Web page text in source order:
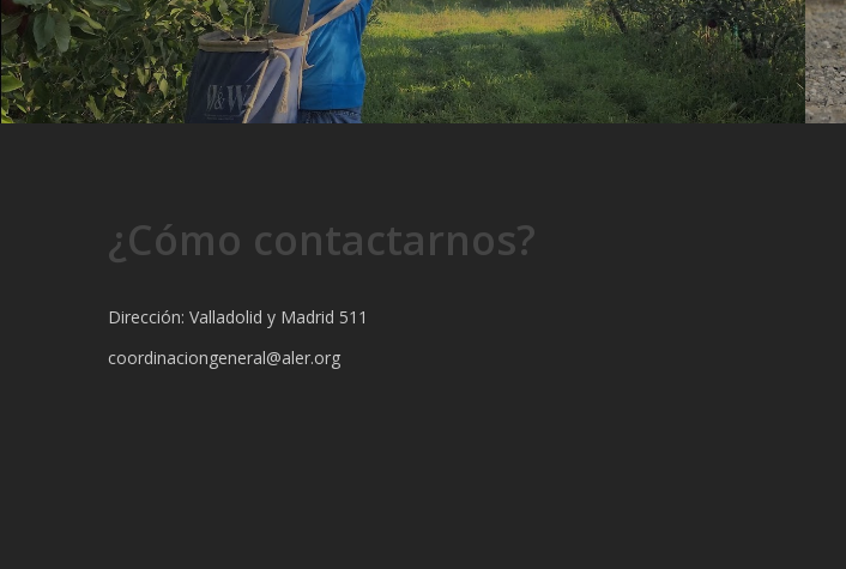
¿Cómo contactarnos?
Dirección: Valladolid y Madrid 511
coordinaciongeneral@aler.org